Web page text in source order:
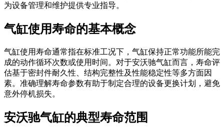
为设备管理和维护提供专业指导。
气缸使用寿命的基本概念
气缸使用寿命通常指在标准工况下，气缸保持正常功能所能完
成的动作循环次数或使用时间。对于安沃驰气缸而言，寿命评
估基于密封件耐久性、结构完整性及性能稳定性等多方面因
素。准确理解寿命参数有助于制定合理的设备更换计划，避免
意外停机损失。
安沃驰气缸的典型寿命范围